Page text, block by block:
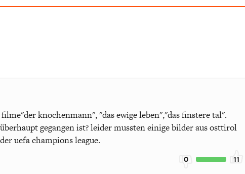
knochenmann", "das ewige leben","das finstere tal".
gegangen ist? leider mussten einige bilder aus osttirol
uefa champions league.
0 11